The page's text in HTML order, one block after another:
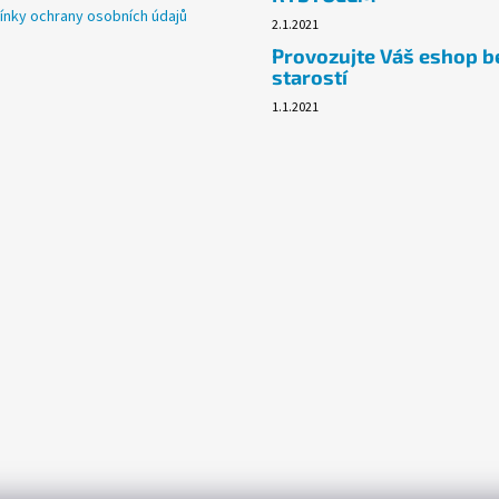
ochrany osobních údajů
2.1.2021
Provozujte Váš eshop
starostí
1.1.2021